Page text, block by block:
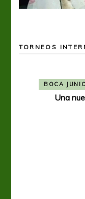
TORNEOS
BOCA
Una